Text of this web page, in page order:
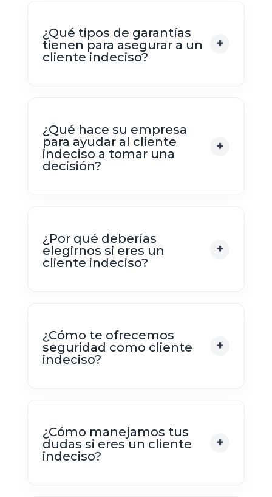
¿Qué tipos de garantías
tienen para asegurar a un
cliente indeciso?
¿Qué hace su empresa
para ayudar al cliente
indeciso a tomar una
decisión?
¿Por qué deberías
elegirnos si eres un
cliente indeciso?
¿Cómo te ofrecemos
seguridad como cliente
indeciso?
¿Cómo manejamos tus
dudas si eres un cliente
indeciso?